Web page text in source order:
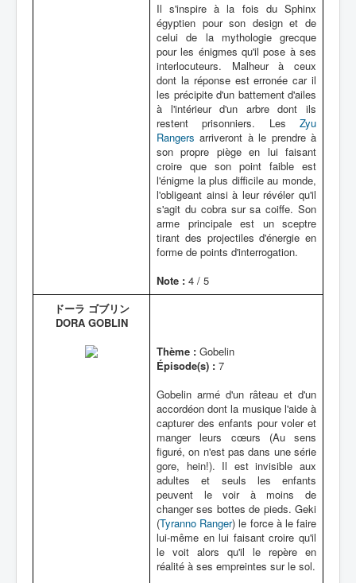
Il s'inspire à la fois du Sphinx
égyptien pour son design et de
celui de la mythologie grecque
pour les énigmes qu'il pose à ses
interlocuteurs. Malheur à ceux
dont la réponse est erronée car il
les précipite d'un battement d'ailes
à l'intérieur d'un arbre dont ils
restent prisonniers. Les Zyu
Rangers arriveront à le prendre à
son propre piège en lui faisant
croire que son point faible est
l'énigme la plus difficile au monde,
l'obligeant ainsi à leur révéler qu'il
s'agit du cobra sur sa coiffe. Son
arme principale est un sceptre
tirant des projectiles d'énergie en
forme de points d'interrogation.
Note : 4 / 5
ドーラ ゴブリン
DORA GOBLIN
Thème : Gobelin
Épisode(s) : 7
Gobelin armé d'un râteau et d'un
accordéon dont la musique l'aide à
capturer des enfants pour voler et
manger leurs cœurs (Au sens
figuré, on n'est pas dans une série
gore, hein!). Il est invisible aux
adultes et seuls les enfants
peuvent le voir à moins de
changer ses bottes de pieds. Geki
(Tyranno Ranger) le force à le faire
lui-même en lui faisant croire qu'il
le voit alors qu'il le repère en
réalité à ses empreintes sur le sol.